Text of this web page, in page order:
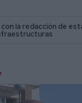
la redacción de